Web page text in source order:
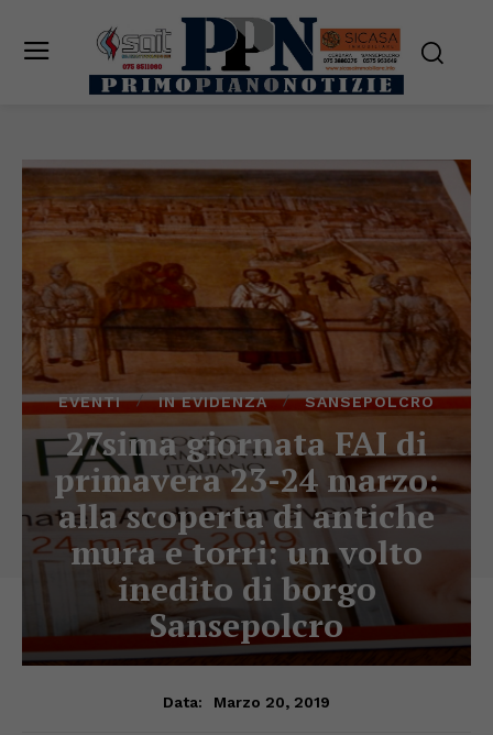
EVENTI IN EVIDENZA SANSEPOLCRO
27sima giornata FAI di
primavera 23-24 marzo:
alla scoperta di antiche
mura e torri: un volto
inedito di borgo
Sansepolcro
Data: Marzo 20, 2019